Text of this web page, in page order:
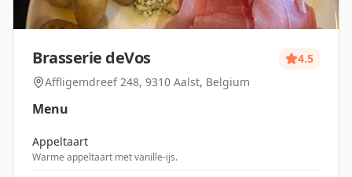
Brasserie deVos
4.5
Affligemdreef 248, 9310 Aalst, Belgium
Menu
Appeltaart
Warme appeltaart met vanille-ijs.